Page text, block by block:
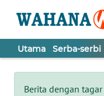
Utama Serba-serbi
Berita dengan tagar
Tutup